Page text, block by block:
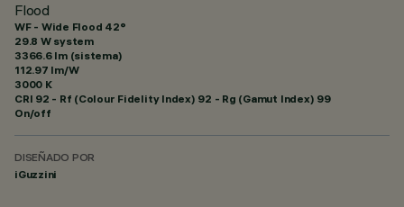
Flood
WF - Wide Flood 42°
29.8 W system
3366.6 lm (sistema)
112.97 lm/W
3000 K
CRI 92 - Rf (Colour Fidelity Index) 92 - Rg (Gamut Index) 99
On/off
DISEÑADO POR
iGuzzini